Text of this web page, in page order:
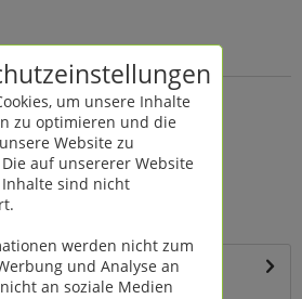
St
Farbe: weiß glänzend
Maße: Ø 14 cm
Material: Keramik
100% wasserdicht
um unsere Inhalte
zu optimieren und die
Website zu
auf unsererer Website
sind nicht
werden nicht zum
und Analyse an
an soziale Medien